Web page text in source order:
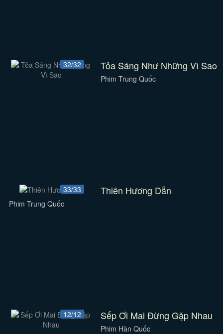
32/32 Tỏa Sáng Như Những Vì Sao
Phim Trung Quốc
33/33 Thiên Hương Dẫn
Phim Trung Quốc
12/12 Sếp Ơi Mai Đừng Gặp Nhau
Phim Hàn Quốc